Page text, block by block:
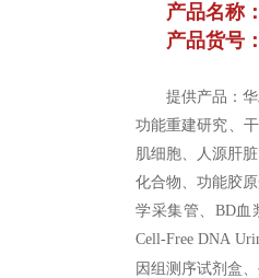
产品名称
产品货号
提供产品：
功能重建研究、
肌细胞、人源肝
化合物、功能胶
学采集管、BD血
Cell-Free DNA
因组测序试剂盒